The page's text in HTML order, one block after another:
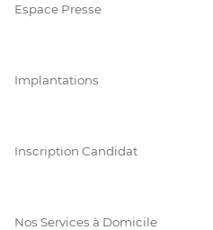
Espace Presse
Implantations
Inscription Candidat
Nos Services à Domicile